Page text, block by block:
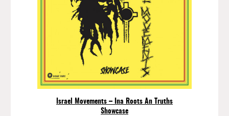
w
a
y
s
e
d
n
Israel Movements – Ina Roots An Truths
Showcase